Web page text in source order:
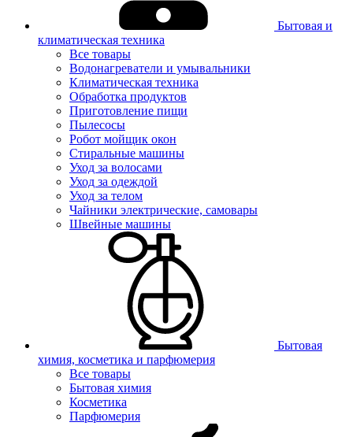
Бытовая и
климатическая техника
Все товары
Водонагреватели и умывальники
Климатическая техника
Обработка продуктов
Приготовление пищи
Пылесосы
Робот мойщик окон
Стиральные машины
Уход за волосами
Уход за одеждой
Уход за телом
Чайники электрические, самовары
Швейные машины
Бытовая
химия, косметика и парфюмерия
Все товары
Бытовая химия
Косметика
Парфюмерия